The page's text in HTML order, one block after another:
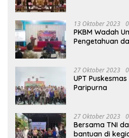
13 Oktober 2023
PKBM Wadah
Pengetahuan
27 Oktober 2023
UPT
Paripurna
27 Oktober 2023
Bersama TNI
bantuan di